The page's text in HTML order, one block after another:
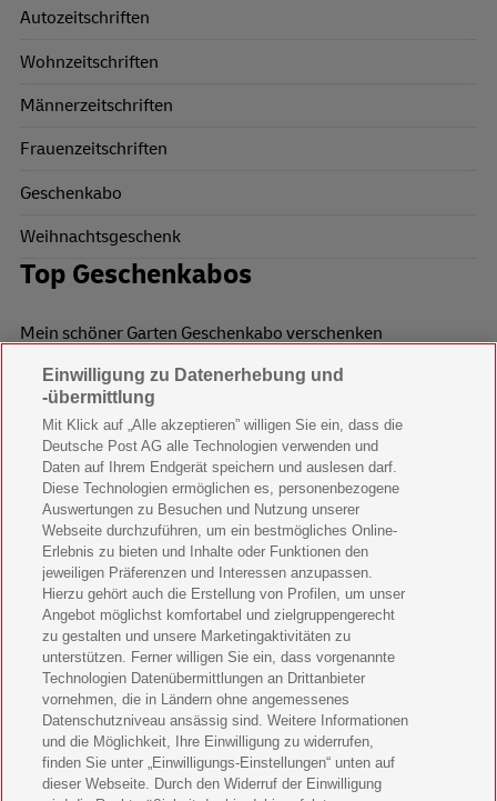
Autozeitschriften
Wohnzeitschriften
Männerzeitschriften
Frauenzeitschriften
Geschenkabo
Weihnachtsgeschenk
Top Geschenkabos
Mein schöner Garten Geschenkabo verschenken
Wohnen & Garten Geschenkabo verschenken
Mein schönes Land Geschenkabo verschenken
Bild der Frau Geschenkabo verschenken
11 Freunde Geschenkabo verschenken
LEGO Ninjago Magazin Geschenkabo verschenken
Brigitte Geschenkabo verschenken
GEOlino Geschenkabo verschenken
Stern Crime Geschenkabo verschenken
Welt der Wunder Geschenkabo verschenken
GEO Geschenkabo verschenken
Einwilligung zu Datenerhebung und
-übermittlung
Mit Klick auf „Alle akzeptieren” willigen Sie ein, dass die
Deutsche Post AG alle Technologien verwenden und
Daten auf Ihrem Endgerät speichern und auslesen darf.
Diese Technologien ermöglichen es, personenbezogene
Auswertungen zu Besuchen und Nutzung unserer
Webseite durchzuführen, um ein bestmögliches Online-
Erlebnis zu bieten und Inhalte oder Funktionen den
jeweiligen Präferenzen und Interessen anzupassen.
Hierzu gehört auch die Erstellung von Profilen, um unser
Angebot möglichst komfortabel und zielgruppengerecht
zu gestalten und unsere Marketingaktivitäten zu
unterstützen. Ferner willigen Sie ein, dass vorgenannte
Technologien Datenübermittlungen an Drittanbieter
vornehmen, die in Ländern ohne angemessenes
Datenschutzniveau ansässig sind. Weitere Informationen
und die Möglichkeit, Ihre Einwilligung zu widerrufen,
finden Sie unter „Einwilligungs-Einstellungen“ unten auf
dieser Webseite. Durch den Widerruf der Einwilligung